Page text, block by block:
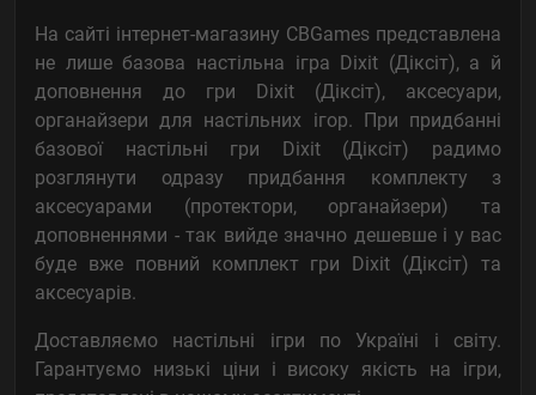
На сайті інтернет-магазину CBGames представлена
не лише базова настільна ігра Dixit (Діксіт), а й
доповнення до гри Dixit (Діксіт), аксесуари,
органайзери для настільних ігор. При придбанні
базової настільні гри Dixit (Діксіт) радимо
розглянути одразу придбання комплекту з
аксесуарами (протектори, органайзери) та
доповненнями - так вийде значно дешевше і у вас
буде вже повний комплект гри Dixit (Діксіт) та
аксесуарів.
Доставляємо настільні ігри по Україні і світу.
Гарантуємо низькі ціни і високу якість на ігри,